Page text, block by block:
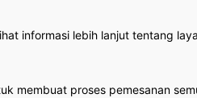
informasi lebih lanjut tentang
membuat proses pemesanan